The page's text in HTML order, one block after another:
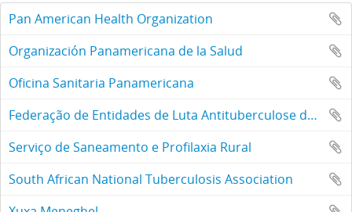
Pan American Health Organization
Organización Panamericana de la Salud
Oficina Sanitaria Panamericana
Federação de Entidades de Luta Antituberculose de São Paulo
Serviço de Saneamento e Profilaxia Rural
South African National Tuberculosis Association